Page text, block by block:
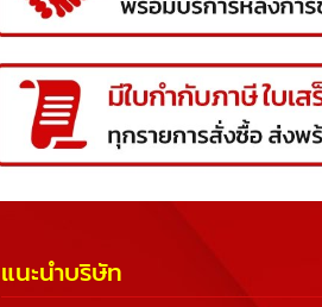
แนะนำบริษัท